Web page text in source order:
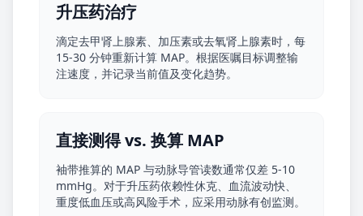
升压药治疗
滴定去甲肾上腺素、加压素或去氧肾上腺素时，每
15-30 分钟重新计算 MAP。根据医嘱目标调整输
注速度，并记录当前值及变化趋势。
直接测得 vs. 换算 MAP
袖带推算的 MAP 与动脉导管读数通常仅差 5-10
mmHg。对于升压药依赖性休克、血流波动快、
重度低血压或高风险手术，应采用动脉有创监测。